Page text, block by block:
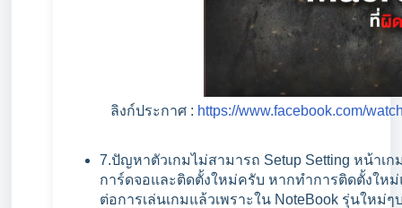
ลิงก์ประกาศ : https://www.facebook.com/
7.ปัญหาตัวเกมไม่สามารถ Setup Setting หน้าเ
การ์ดจอและติดตั้งใหม่ครับ หากทำการติดตั้งให
ต่อการเล่นเกมแล้วเพราะใน NoteBook รุ่นใหม่